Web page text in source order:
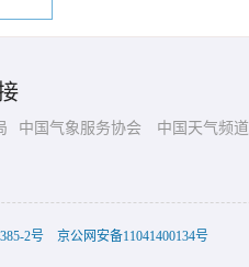
中国气象服务协会 中国天气频道
2号 京公网安备11041400134号